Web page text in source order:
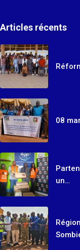
Articles récents
08
un…